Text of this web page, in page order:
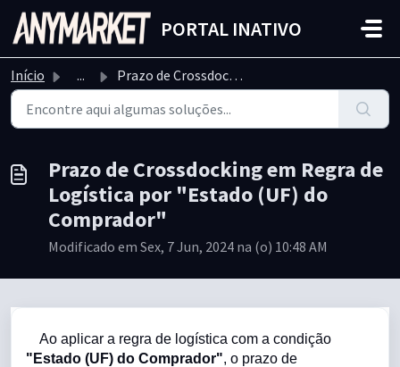
Ir para o conteúdo principal
PORTAL INATIVO
Início ... Prazo de Crossdocking em Regra de Logística por "Est...
Prazo de Crossdocking em Regra de
Logística por "Estado (UF) do
Comprador"
Modificado em Sex, 7 Jun, 2024 na (o) 10:48 AM
Ao aplicar a regra de logística com a condição
"Estado (UF) do Comprador", o prazo de